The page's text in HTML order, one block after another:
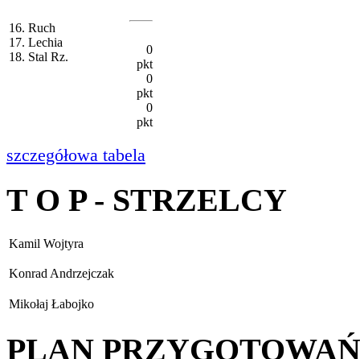
16. Ruch
17. Lechia
18. Stal Rz.
0
pkt
0
pkt
0
pkt
szczegółowa tabela
T O P - STRZELCY
Kamil Wojtyra
Konrad Andrzejczak
Mikołaj Łabojko
PLAN PRZYGOTOWAŃ